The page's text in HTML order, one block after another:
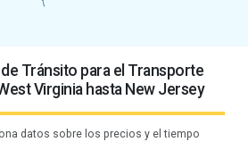
Tránsito para el Transporte
Virginia hasta New Jersey
datos sobre los precios y el tiempo